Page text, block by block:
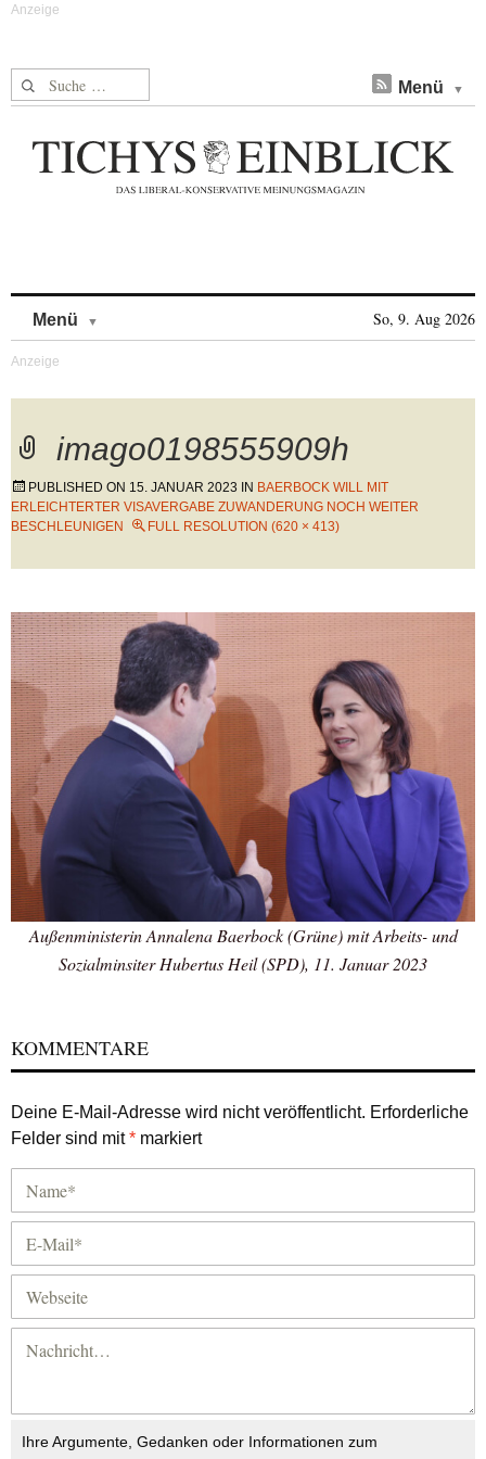
Suche nach: Menü
Menü So, 9. Aug 2026
imago0198555909h
PUBLISHED ON 15. JANUAR 2023 IN BAERBOCK WILL MIT
ERLEICHTERTER VISAVERGABE ZUWANDERUNG NOCH WEITER
BESCHLEUNIGEN
FULL RESOLUTION (620 × 413)
Außenministerin Annalena Baerbock (Grüne) mit Arbeits- und
Sozialminsiter Hubertus Heil (SPD), 11. Januar 2023
KOMMENTARE
Deine E-Mail-Adresse wird nicht veröffentlicht. Erforderliche
Felder sind mit* markiert
Ihre Argumente, Gedanken oder Informationen zum